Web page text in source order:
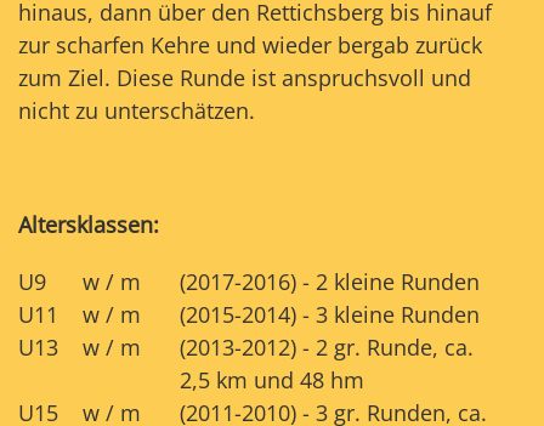
hinaus, dann über den Rettichsberg bis hinauf
zur scharfen Kehre und wieder bergab zurück
zum Ziel. Diese Runde ist anspruchsvoll und
nicht zu unterschätzen.
Altersklassen:
U9
w / m
(2017-2016) - 2 kleine Runden
U11
w / m
(2015-2014) - 3 kleine Runden
U13
w / m
(2013-2012) - 2 gr. Runde, ca.
2,5 km und 48 hm
U15
w / m (2011-2010) - 3 gr. Runden, ca.